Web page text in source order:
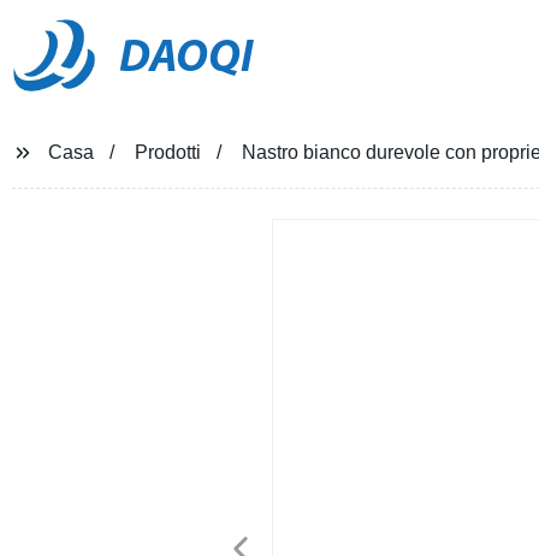
DAOQI
Casa Prodotti Nastro bianco durevole con